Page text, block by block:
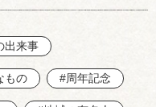
出来事
もの #周年記念